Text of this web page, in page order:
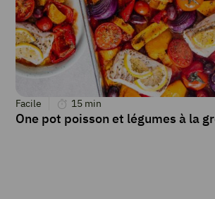
Facile 15 min
One pot poisson et légumes à la